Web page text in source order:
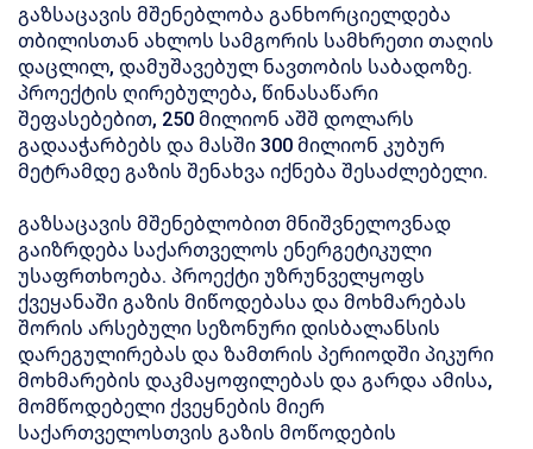
გაზსაცავის მშენებლობა განხორციელდება
თბილისთან ახლოს სამგორის სამხრეთი თაღის
დაცლილ, დამუშავებულ ნავთობის საბადოზე.
პროექტის ღირებულება, წინასაწარი
შეფასებებით, 250 მილიონ აშშ დოლარს
გადააჭარბებს და მასში 300 მილიონ კუბურ
მეტრამდე გაზის შენახვა იქნება შესაძლებელი.
გაზსაცავის მშენებლობით მნიშვნელოვნად
გაიზრდება საქართველოს ენერგეტიკული
უსაფრთხოება. პროექტი უზრუნველყოფს
ქვეყანაში გაზის მიწოდებასა და მოხმარებას
შორის არსებული სეზონური დისბალანსის
დარეგულირებას და ზამთრის პერიოდში პიკური
მოხმარების დაკმაყოფილებას და გარდა ამისა,
მომწოდებელი ქვეყნების მიერ
საქართველოსთვის გაზის მოწოდების